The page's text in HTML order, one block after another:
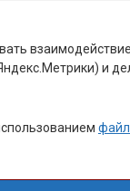
надежен и
цепь из
и